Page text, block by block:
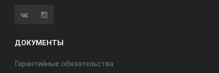
ДОКУМЕНТЫ
Гарантийные обязательства